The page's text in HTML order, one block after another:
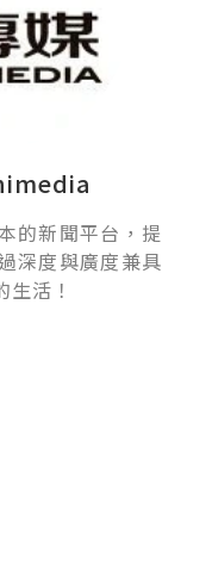
的新聞平台，提
深度與廣度兼具
活！